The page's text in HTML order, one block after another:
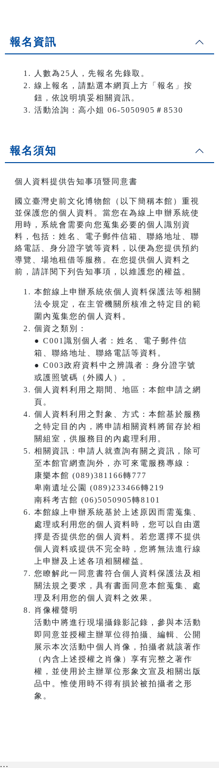
報名資訊
人數為25人，先報名先錄取。
線上報名，請點選本網頁上方「報名」按
鈕，依說明填妥相關資訊。
活動洽詢：高小姐 06-5050905＃8530
報名須知
個人資料提供告知事項暨同意書
國立臺灣史前文化博物館（以下簡稱本館）重視
並保護您的個人資料。當您在為線上申辦系統使
用時，系統會需要向您蒐集必要的個人識別資
料，包括：姓名、電子郵件信箱、聯絡地址、聯
絡電話、身分證字號等資料，以便為您提供預約
導覽、場地租借等服務。在您提供個人資料之
前，請詳閱下列告知事項，以維護您的權益。
本館線上申辦系統依個人資料保護法等相關
法令規定，在主管機關所核准之特定目的範
圍內蒐集您的個人資料。
個資之類別：
● C001識別個人者：姓名、電子郵件信
箱、聯絡地址、聯絡電話等資料。
● C003政府資料中之辨識者：身分證字號
或護照號碼（外國人）。
個人資料利用之期間、地區：本館申請之網
頁。
個人資料利用之對象、方式：本館基於服務
之特定目的內，將申請相關資料將留存於相
關組室，供服務目的內處理利用。
相關資訊：申請人就查詢有關之資訊，除可
至本館官網查詢外，亦可來電服務專線：
康樂本館 (089)381166轉777
卑南遺址公園 (089)233466轉219
南科考古館 (06)5050905轉8101
本館線上申辦系統基於上述原因而需蒐集、
處理或利用您的個人資料時，您可以自由選
擇是否提供您的個人資料。若您選擇不提供
個人資料或提供不完全時，您將無法進行線
上申辦及上述各項相關權益。
您瞭解此一同意書符合個人資料保護法及相
關法規之要求，具有書面同意本館蒐集、處
理及利用您的個人資料之效果。
肖像權聲明
活動中將進行現場攝錄影記錄，參與本活動
即同意並授權主辦單位得拍攝、編輯、公開
展示本次活動中個人肖像，拍攝者就該著作
（內含上述授權之肖像）享有完整之著作
權，並使用於主辦單位形象文宣及相關出版
品中。惟使用時不得有損於被拍攝者之形
象。